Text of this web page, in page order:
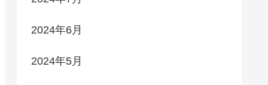
2024年6月
2024年5月